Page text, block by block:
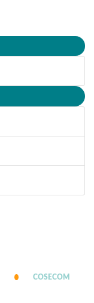
COSECOM